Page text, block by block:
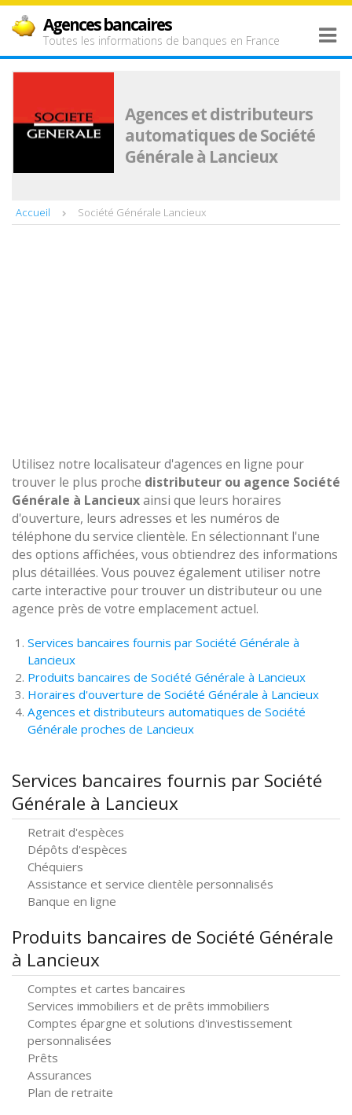
Agences bancaires
Toutes les informations de banques en France
Agences et distributeurs
automatiques de Société
Générale à Lancieux
Accueil Société Générale Lancieux
Utilisez notre localisateur d'agences en ligne pour
trouver le plus proche distributeur ou agence Société
Générale à Lancieuxainsi que leurs horaires
d'ouverture, leurs adresses et les numéros de
téléphone du service clientèle. En sélectionnant l'une
des options affichées, vous obtiendrez des informations
plus détaillées. Vous pouvez également utiliser notre
carte interactive pour trouver un distributeur ou une
agence près de votre emplacement actuel.
Services bancaires fournis par Société Générale à
Lancieux
Produits bancaires de Société Générale à Lancieux
Horaires d'ouverture de Société Générale à Lancieux
Agences et distributeurs automatiques de Société
Générale proches de Lancieux
Services bancaires fournis par Société
Générale à Lancieux
Retrait d'espèces
Dépôts d'espèces
Chéquiers
Assistance et service clientèle personnalisés
Banque en ligne
Produits bancaires de Société Générale
à Lancieux
Comptes et cartes bancaires
Services immobiliers et de prêts immobiliers
Comptes épargne et solutions d'investissement
personnalisées
Prêts
Assurances
Plan de retraite